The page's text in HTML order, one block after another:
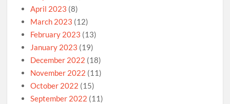
April 2023 (8)
March 2023 (12)
February 2023 (13)
January 2023 (19)
December 2022 (18)
November 2022 (11)
October 2022 (15)
September 2022 (11)